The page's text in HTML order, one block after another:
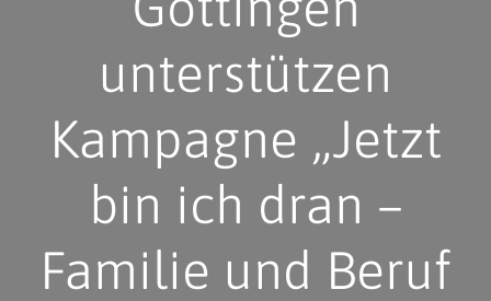
unterstützen
Kampagne „Jetzt
bin ich dran –
Familie und Beruf